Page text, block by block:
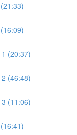
1 (20:37)
2 (46:48)
3 (11:06)